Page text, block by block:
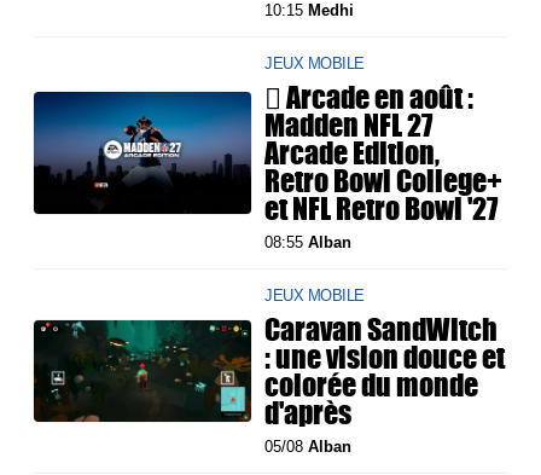
10:15 Medhi
JEUX MOBILE
 Arcade en août :
Madden NFL 27
Arcade Edition,
Retro Bowl College+
et NFL Retro Bowl '27
08:55Alban
JEUX MOBILE
Caravan SandWitch
: une vision douce et
colorée du monde
d'après
05/08Alban